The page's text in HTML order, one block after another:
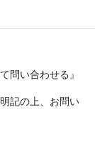
問い合わせる』
記の上、お問い